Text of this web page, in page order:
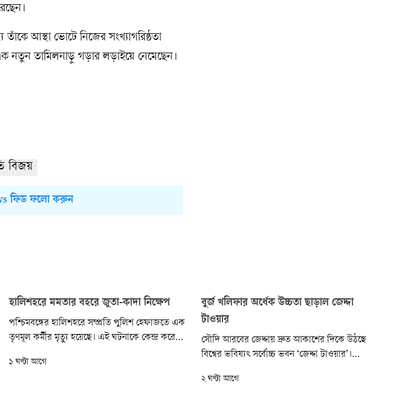
তাঁকে আস্থা ভোটে নিজের সংখ্যাগরিষ্ঠতা
নতুন তামিলনাড়ু গড়ার লড়াইয়ে নেমেছেন।
বিজয়
ফিড ফলো করুন
হালিশহরে মমতার বহরে জুতা-কাদা নিক্ষেপ
পশ্চিমবঙ্গের হালিশহরে সম্প্রতি পুলিশ হেফাজতে এক
তৃণমূল কর্মীর মৃত্যু হয়েছে। এই ঘটনাকে কেন্দ্র করে
তৃণমূল কংগ্রেস (টিএমসি) প্রধান মমতা
১ ঘণ্টা আগে
বুর্জ খলিফার অর্ধেক উচ্চতা ছাড়াল জেদ্দা
টাওয়ার
সৌদি আরবের জেদ্দায় দ্রুত আকাশের দিকে উঠছে
বিশ্বের ভবিষ্যৎ সর্বোচ্চ ভবন ‘জেদ্দা টাওয়ার’।
দুবাইয়ের বুর্জ খলিফার অর্ধেক উচ্চতার সীমা পেরিয়ে
২ ঘণ্টা আগে